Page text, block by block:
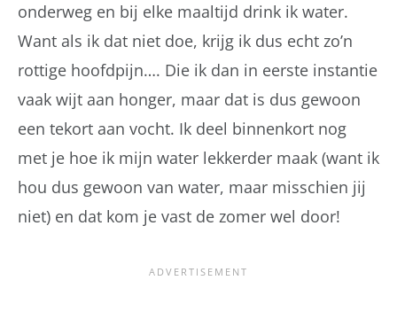
onderweg en bij elke maaltijd drink ik water.
Want als ik dat niet doe, krijg ik dus echt zo’n
rottige hoofdpijn…. Die ik dan in eerste instantie
vaak wijt aan honger, maar dat is dus gewoon
een tekort aan vocht. Ik deel binnenkort nog
met je hoe ik mijn water lekkerder maak (want ik
hou dus gewoon van water, maar misschien jij
niet) en dat kom je vast de zomer wel door!